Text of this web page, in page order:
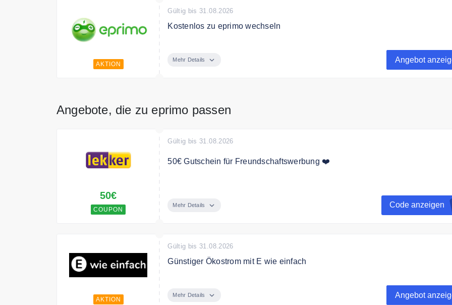
AKTION
Gültig bis 31.08.2026
Kostenlos zu eprimo wechseln
Mehr Details Angebot
Angebote, die zu eprimo passen
50€
COUPON
Gültig bis 31.08.2026
50€ Gutschein für Freundschaftswerbung ❤️
Mehr Details Code anzeigen
AKTION
Gültig bis 31.08.2026
Günstiger Ökostrom mit E wie einfach
Mehr Details Angebot